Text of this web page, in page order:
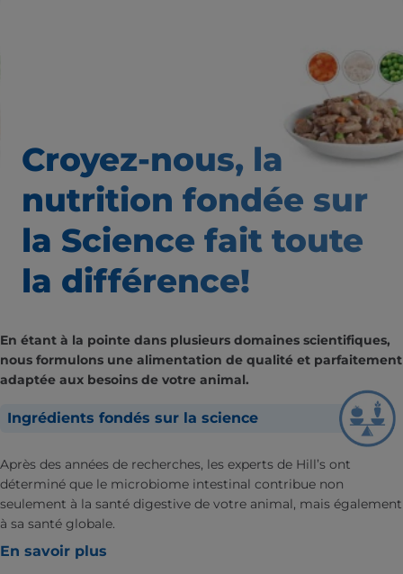
Croyez-nous, la
nutrition fondée sur
la Science fait toute
la différence!
En étant à la pointe dans plusieurs domaines scientifiques,
nous formulons une alimentation de qualité et parfaitement
adaptée aux besoins de votre animal.
Ingrédients fondés sur la science
Après des années de recherches, les experts de Hill’s ont
déterminé que le microbiome intestinal contribue non
seulement à la santé digestive de votre animal, mais également
à sa santé globale.
En savoir plus